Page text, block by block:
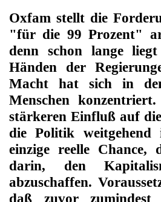
Oxfam stellt die
"für die 99 Prozent"
denn schon lange
Händen der
Macht hat sich in
Menschen
stärkeren Einfluß auf
die Politik weitgehend
einzige reelle Chance,
darin, den
abzuschaffen.
daß zuvor zumindest